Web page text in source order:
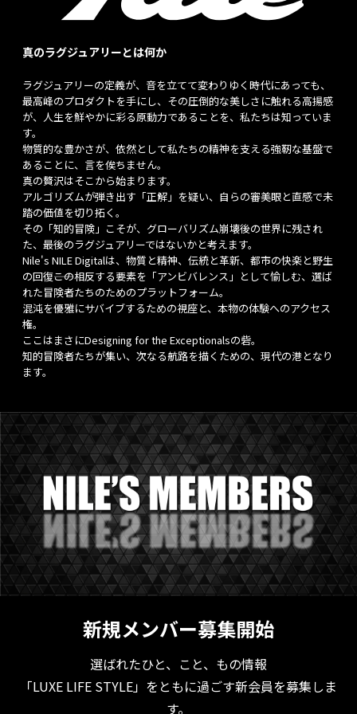
真のラグジュアリーとは何か
ラグジュアリーの定義が、音を立てて変わりゆく時代にあっても、
最高峰のプロダクトを手にし、その圧倒的な美しさに触れる高揚感
が、人生を鮮やかに彩る原動力であることを、私たちは知っていま
す。
物質的な豊かさが、依然として私たちの精神を支える強靭な基盤で
あることに、言を俟ちません。
真の贅沢はそこから始まります。
アルゴリズムが弾き出す「正解」を疑い、自らの審美眼と直感で未
踏の価値を切り拓く。
その「知的冒険」こそが、グローバリズム崩壊後の世界に残され
た、最後のラグジュアリーではないかと考えます。
Nile's NILE Digitalは、物質と精神、伝統と革新、都市の快楽と野生
の回復――この相反する要素を「アンビバレンス」として愉しむ、選ば
れた冒険者たちのためのプラットフォーム。
混沌を優雅にサバイブするための視座と、本物の体験へのアクセス
権。
ここはまさにDesigning for the Exceptionalsの砦。
知的冒険者たちが集い、次なる航路を描くための、現代の港となり
ます。
新規メンバー募集開始
選ばれたひと、こと、もの情報
「LUXE LIFE STYLE」をともに過ごす新会員を募集しま
す。